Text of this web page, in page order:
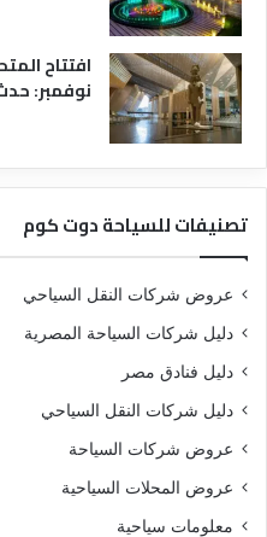
افتتاح
نوفمبر:
تصنيفات للسياحة دوت كوم
عروض شركات النقل السياحي
دليل شركات السياحة المصرية
دليل فنادق مصر
دليل شركات النقل السياحي
عروض شركات السياحة
عروض المحلات السياحية
معلومات سياحية